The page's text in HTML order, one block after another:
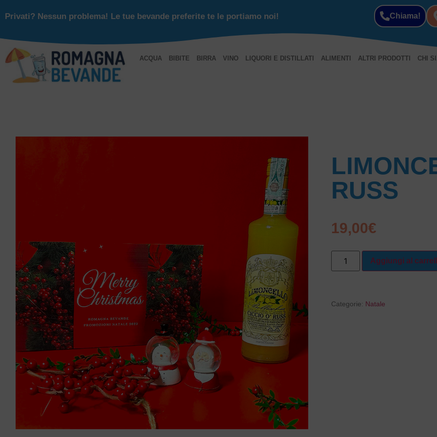
Privati? Nessun problema! Le tue bevande preferite te le portiamo noi! Chiama!
ACQUA BIBITE BIRRA VINO LIQUORI E DISTILLATI ALIMENTI ALTRI PRODOTTI CHI
RUSS
19,00€
Aggiungi al
Categorie: Natale